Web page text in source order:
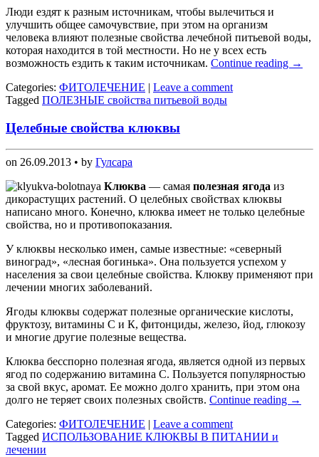
Люди ездят к разным источникам, чтобы вылечиться и
улучшить общее самочувствие, при этом на организм
человека влияют полезные свойства лечебной питьевой воды,
которая находится в той местности. Но не у всех есть
возможность ездить к таким источникам. Continue reading →
Categories: ФИТОЛЕЧЕНИЕ | Leave a comment
Tagged ПОЛЕЗНЫЕ свойства питьевой воды
Целебные свойства клюквы
on 26.09.2013 • by Гулсара
Клюква — самая полезная ягода из
дикорастущих растений. О целебных свойствах клюквы
написано много. Конечно, клюква имеет не только целебные
свойства, но и противопоказания.
У клюквы несколько имен, самые известные: «северный
виноград», «лесная богинька». Она пользуется успехом у
населения за свои целебные свойства. Клюкву применяют при
лечении многих заболеваний.
Ягоды клюквы содержат полезные органические кислоты,
фруктозу, витамины С и К, фитонциды, железо, йод, глюкозу
и многие другие полезные вещества.
Клюква бесспорно полезная ягода, является одной из первых
ягод по содержанию витамина С. Пользуется популярностью
за свой вкус, аромат. Ее можно долго хранить, при этом она
долго не теряет своих полезных свойств. Continue reading →
Categories: ФИТОЛЕЧЕНИЕ
Leave a comment
Tagged ИСПОЛЬЗОВАНИЕ КЛЮКВЫ В ПИТАНИИ и
лечении